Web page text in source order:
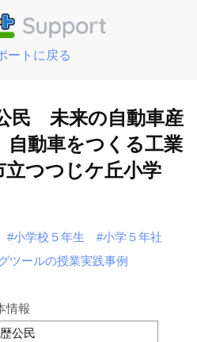
ートに戻る
民 未来の自動車産
動車をつくる工業
立つつじケ丘小学
#小学校５年生
#小学５年社
ツールの授業実践事例
情報
公民